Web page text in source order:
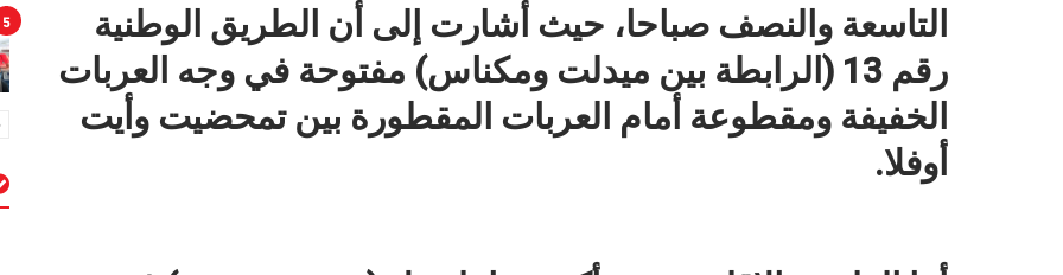
التاسعة والنصف صباحا، حيث أشارت إلى أن الطريق الوطنية
رقم 13 (الرابطة بين ميدلت ومكناس) مفتوحة في وجه العربات
الخفيفة ومقطوعة أمام العربات المقطورة بين تمحضيت وأيت
أوفلا.
5